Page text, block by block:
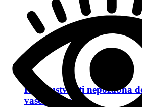
Kako ustvariti nepozabna
vaše partnerje